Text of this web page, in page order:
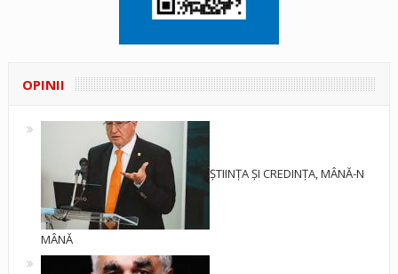
OPINII
ȘTIINȚA ȘI CREDINȚA, MÂNĂ-N
MÂNĂ